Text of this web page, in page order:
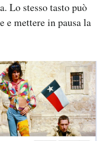
Lo stesso tasto può
e mettere in pausa la